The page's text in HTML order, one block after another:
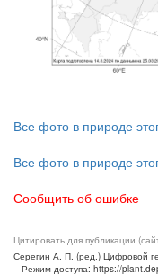
Все фото в природе
Все фото в природе
Сообщить об ошибке
Цитировать для публикации
Серегин А. П. (ред.) Цифровой
– Режим доступа: https://